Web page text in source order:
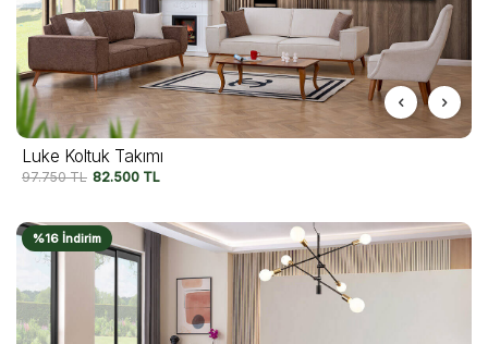
Luke Koltuk Takımı
97.750TL 82.500 TL
%16 İndirim